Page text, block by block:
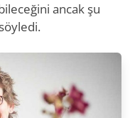
ancak şu